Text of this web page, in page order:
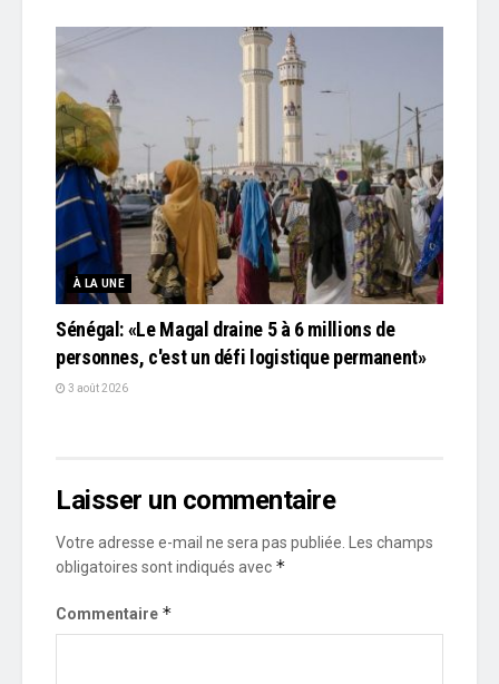
À LA UNE
Sénégal: «Le Magal draine 5 à 6 millions de
personnes, c'est un défi logistique permanent»
3 août 2026
Laisser un commentaire
Votre adresse e-mail ne sera pas publiée. Les champs
obligatoires sont indiqués avec *
Commentaire *